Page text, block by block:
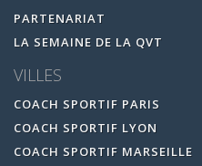
PARTENARIAT
LA SEMAINE DE LA QVT
VILLES
COACH SPORTIF PARIS
COACH SPORTIF LYON
COACH SPORTIF MARSEILLE